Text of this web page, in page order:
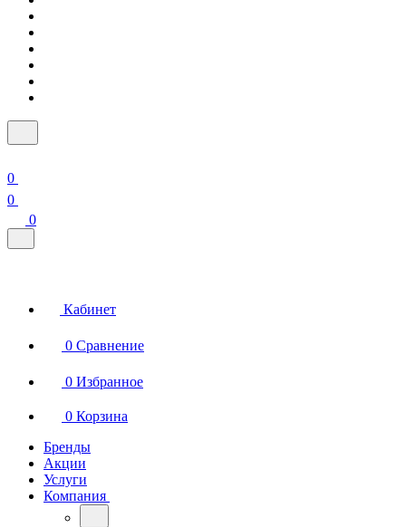
0
0
0
Кабинет
0 Сравнение
0 Избранное
0 Корзина
Бренды
Акции
Услуги
Компания